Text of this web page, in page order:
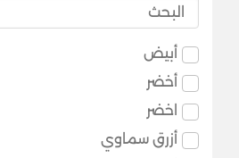
أبيض
أخضر
اخضر
أزرق سماوي